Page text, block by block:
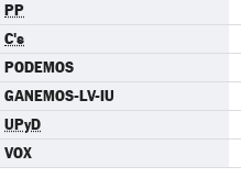
PP
C's
PODEMOS
GANEMOS-LV-IU
UPyD
VOX